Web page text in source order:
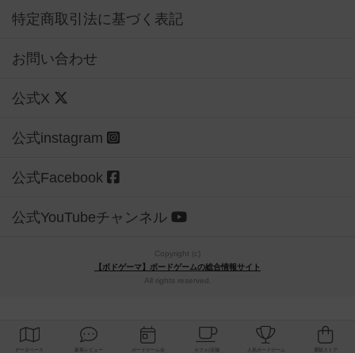
特定商取引法に基づく表記
お問い合わせ
公式X
公式instagram
公式Facebook
公式YouTubeチャンネル
Copyright (c)
【ボドゲーマ】ボードゲームの総合情報サイト
All rights reserved.